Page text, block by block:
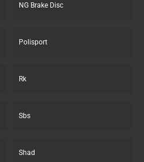
NG Brake Disc
Polisport
Rk
Sbs
Shad